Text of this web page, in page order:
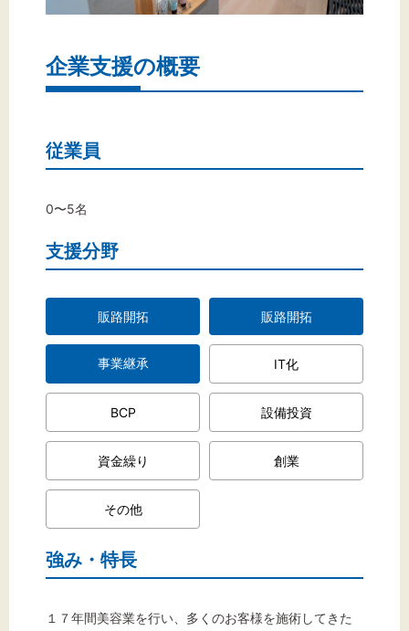
企業支援の概要
従業員
0〜5名
支援分野
販路開拓 販路開拓
事業継承 IT化
BCP 設備投資
資金繰り 創業
その他
強み・特長
１７年間美容業を行い、多くのお客様を施術してきた